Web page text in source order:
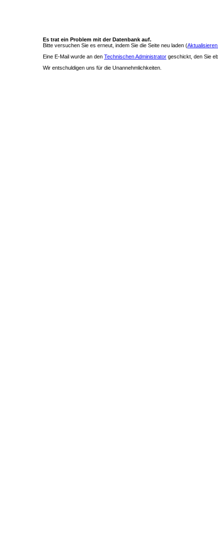
Es trat ein Problem mit der Datenbank auf.
Bitte versuchen Sie es erneut, indem Sie die Seite neu laden (
Eine E-Mail wurde an den Technischen Administrator geschickt, den Sie
Wir entschuldigen uns für die Unannehmlichkeiten.